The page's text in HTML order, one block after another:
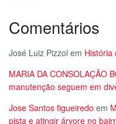
Comentários
José Luiz Pizzol em História
MARIA DA CONSOLAÇÃO
manutenção seguem em
Jose Santos figueiredo em
pista e atingir árvore no